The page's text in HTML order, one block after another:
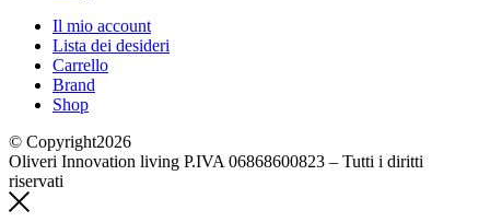
Il mio account
Lista dei desideri
Carrello
Brand
Shop
© Copyright2026
Oliveri Innovation living P.IVA 06868600823 – Tutti i diritti
riservati